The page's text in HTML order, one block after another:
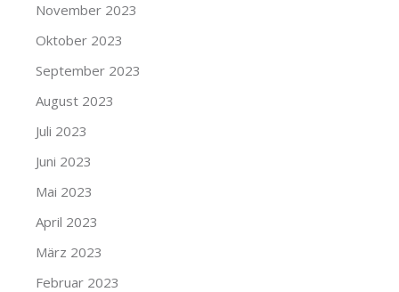
November 2023
Oktober 2023
September 2023
August 2023
Juli 2023
Juni 2023
Mai 2023
April 2023
März 2023
Februar 2023